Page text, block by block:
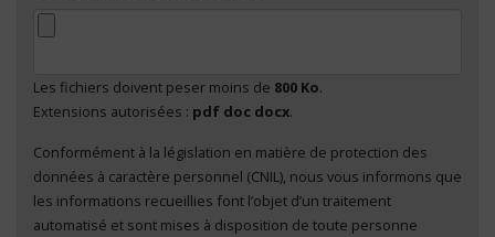
Les fichiers doivent peser moins de 800 Ko.
Extensions autorisées : pdf doc docx.
En cliquant sur "Envoyer", je consens au traitement
de mes données à caractère personnel *
Conformément à la législation en matière de protection des
données à caractère personnel (CNIL), nous vous informons que
les informations recueillies font l’objet d’un traitement
automatisé et sont mises à disposition de toute personne